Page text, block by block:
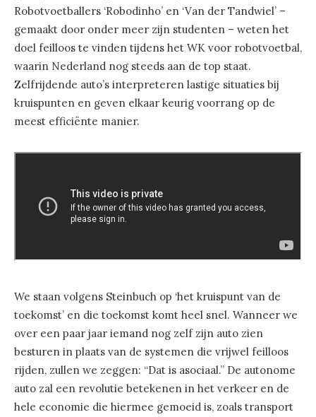
Robotvoetballers ‘Robodinho’ en ‘Van der Tandwiel’ –
gemaakt door onder meer zijn studenten – weten het
doel feilloos te vinden tijdens het WK voor robotvoetbal,
waarin Nederland nog steeds aan de top staat.
Zelfrijdende auto’s interpreteren lastige situaties bij
kruispunten en geven elkaar keurig voorrang op de
meest efficiënte manier.
We staan volgens Steinbuch op ‘het kruispunt van de
toekomst’ en die toekomst komt heel snel. Wanneer we
over een paar jaar iemand nog zelf zijn auto zien
besturen in plaats van de systemen die vrijwel feilloos
rijden, zullen we zeggen: “Dat is asociaal.” De autonome
auto zal een revolutie betekenen in het verkeer en de
hele economie die hiermee gemoeid is, zoals transport